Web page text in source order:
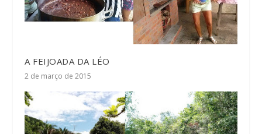
A FEIJOADA DA LÉO
2 de março de 2015